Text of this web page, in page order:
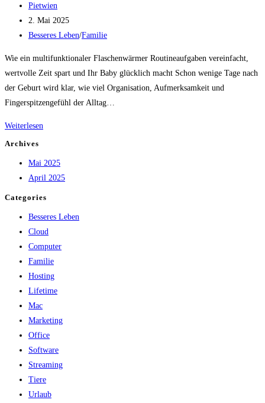
Welt
mit
Flying
Beitrags-
Autor:
Pietwien
Beitrag
veröffentlicht:
2. Mai 2025
Beitrags-
Besseres Leben/Familie
Wie ein multifunktionaler Flaschenwärmer Routineaufgaben vereinfacht,
wertvolle Zeit spart und Ihr Baby glücklich macht Schon wenige Tage nach
der Geburt wird klar, wie viel Organisation, Aufmerksamkeit und
Fingerspitzengefühl der Alltag…
Weiterlesen
entspannte
Fütterungsmomente
Archives
Mai 2025
April 2025
Categories
Besseres Leben
Cloud
Computer
Familie
Hosting
Lifetime
Mac
Marketing
Office
Software
Streaming
Tiere
Urlaub